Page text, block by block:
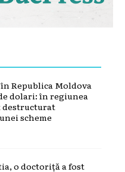
Republica Moldova
dolari: în regiunea
destructurat
scheme
o doctoriță a fost